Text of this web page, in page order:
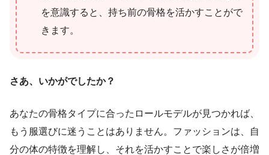
を意識すると、持ち前の骨格を活かすことがで
きます。
さあ、いかがでしたか？
あなたの骨格タイプに合ったロールモデルが見つかれば、
もう服選びに迷うことはありません。ファッションは、自
分の体の特徴を理解し、それを活かすことで楽しさが倍増